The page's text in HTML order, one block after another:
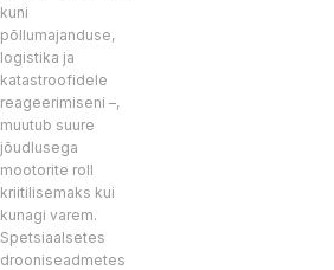
kuni
põllumajanduse,
logistika ja
katastroofidele
reageerimiseni –,
muutub suure
jõudlusega
mootorite roll
kriitilisemaks kui
kunagi varem.
Spetsiaalsetes
drooniseadmetes